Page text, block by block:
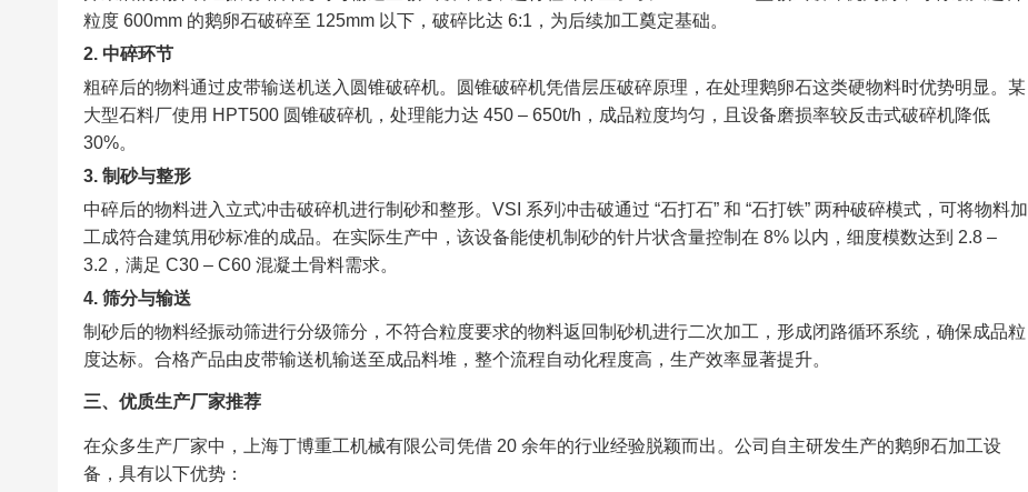
粒度 600mm 的鹅卵石破碎至 125mm 以下，破碎比达 6:1，为后续加工奠定基础。​
2. 中碎环节​
粗碎后的物料通过皮带输送机送入圆锥破碎机。圆锥破碎机凭借层压破碎原理，在处理鹅卵石这类硬物料时优势明显。某
大型石料厂使用 HPT500 圆锥破碎机，处理能力达 450 – 650t/h，成品粒度均匀，且设备磨损率较反击式破碎机降低
30%。​
3. 制砂与整形​
中碎后的物料进入立式冲击破碎机进行制砂和整形。VSI 系列冲击破通过 “石打石” 和 “石打铁” 两种破碎模式，可将物料加
工成符合建筑用砂标准的成品。在实际生产中，该设备能使机制砂的针片状含量控制在 8% 以内，细度模数达到 2.8 –
3.2，满足 C30 – C60 混凝土骨料需求。​
4. 筛分与输送​
制砂后的物料经振动筛进行分级筛分，不符合粒度要求的物料返回制砂机进行二次加工，形成闭路循环系统，确保成品粒
度达标。合格产品由皮带输送机输送至成品料堆，整个流程自动化程度高，生产效率显著提升。​
三、优质生产厂家推荐​
在众多生产厂家中，上海丁博重工机械有限公司凭借 20 余年的行业经验脱颖而出。公司自主研发生产的鹅卵石加工设
备，具有以下优势：​